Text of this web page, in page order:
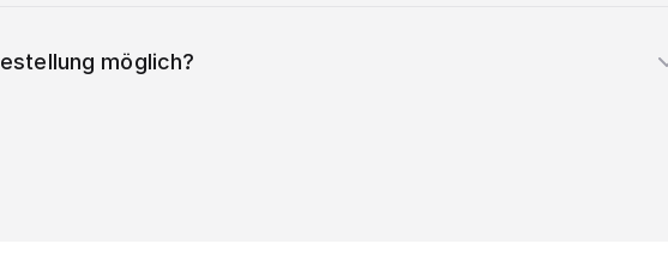
möglich?